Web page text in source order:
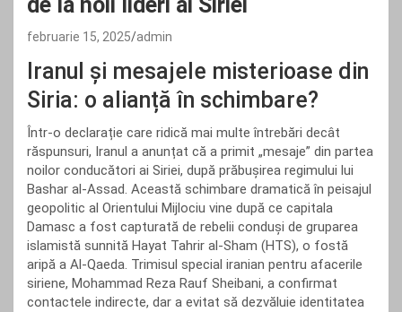
februarie 15, 2025 admin
Iranul și mesajele misterioase din
Siria: o alianță în schimbare?
Într-o declarație care ridică mai multe întrebări decât
răspunsuri, Iranul a anunțat că a primit „mesaje” din partea
noilor conducători ai Siriei, după prăbușirea regimului lui
Bashar al-Assad. Această schimbare dramatică în peisajul
geopolitic al Orientului Mijlociu vine după ce capitala
Damasc a fost capturată de rebelii conduși de gruparea
islamistă sunnită Hayat Tahrir al-Sham (HTS), o fostă
aripă a Al-Qaeda. Trimisul special iranian pentru afacerile
siriene, Mohammad Reza Rauf Sheibani, a confirmat
contactele indirecte, dar a evitat să dezvăluie identitatea